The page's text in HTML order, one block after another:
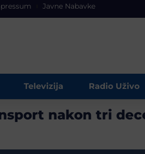
Javne Nabavke
Televizija Radio Uživo
nakon tri